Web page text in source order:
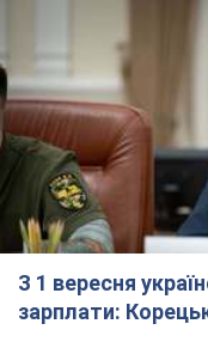
З 1 вересня
зарплати: